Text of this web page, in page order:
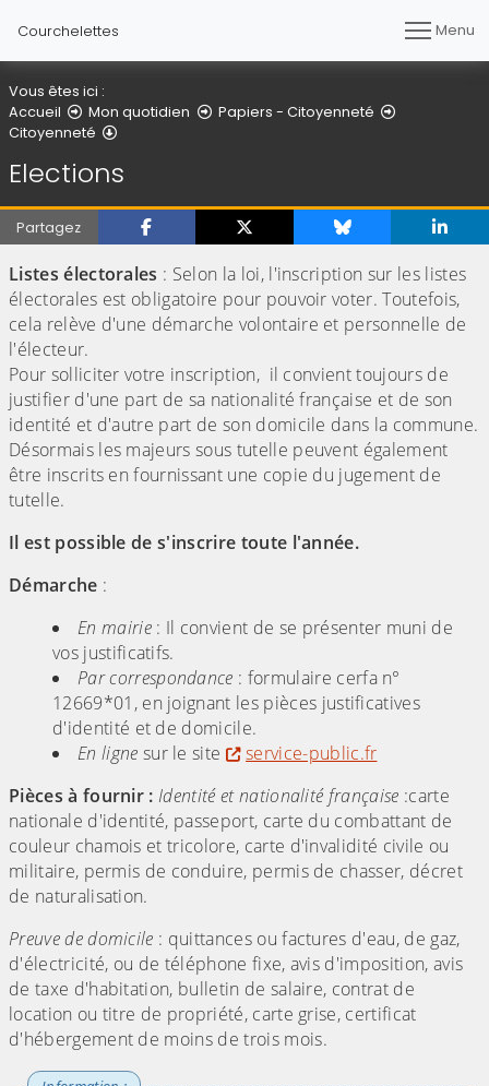
Courchelettes Menu
Vous êtes ici :
Accueil
Mon quotidien
Papiers - Citoyenneté
Citoyenneté
Elections
Partagez
Listes électorales : Selon la loi, l'inscription sur les listes
électorales est obligatoire pour pouvoir voter. Toutefois,
cela relève d'une démarche volontaire et personnelle de
l'électeur.
Pour solliciter votre inscription, il convient toujours de
justifier d'une part de sa nationalité française et de son
identité et d'autre part de son domicile dans la commune.
Désormais les majeurs sous tutelle peuvent également
être inscrits en fournissant une copie du jugement de
tutelle.
Il est possible de s'inscrire toute l'année.
Démarche :
En mairie: Il convient de se présenter muni de
vos justificatifs.
Par correspondance : formulaire cerfa n°
12669*01, en joignant les pièces justificatives
d'identité et de domicile.
En ligne sur le site
service-public.fr
Pièces à fournir : Identité et nationalité française :carte
nationale d'identité, passeport, carte du combattant de
couleur chamois et tricolore, carte d'invalidité civile ou
militaire, permis de conduire, permis de chasser, décret
de naturalisation.
Preuve de domicile : quittances ou factures d'eau, de gaz,
d'électricité, ou de téléphone fixe, avis d'imposition, avis
de taxe d'habitation, bulletin de salaire, contrat de
location ou titre de propriété, carte grise, certificat
d'hébergement de moins de trois mois.